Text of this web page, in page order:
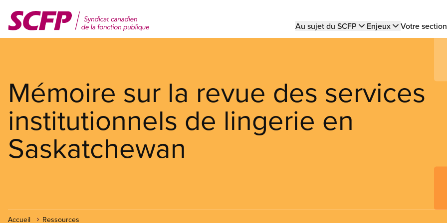
contenu
Main
Au sujet du SCFP Enjeux Votre
Mémoire sur la revue des services
institutionnels de lingerie en
Saskatchewan
Accueil Ressources